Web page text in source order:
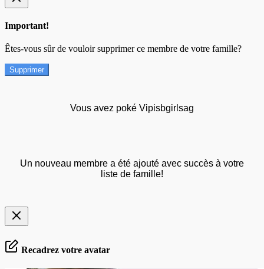
Important!
Êtes-vous sûr de vouloir supprimer ce membre de votre famille?
Supprimer
Vous avez poké Vipisbgirlsag
Un nouveau membre a été ajouté avec succès à votre
liste de famille!
Recadrez votre avatar